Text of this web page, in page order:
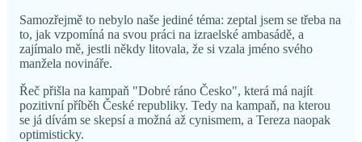
Samozřejmě to nebylo naše jediné téma: zeptal jsem se třeba na
to, jak vzpomíná na svou práci na izraelské ambasádě, a
zajímalo mě, jestli někdy litovala, že si vzala jméno svého
manžela novináře.
Řeč přišla na kampaň "Dobré ráno Česko", která má najít
pozitivní příběh České republiky. Tedy na kampaň, na kterou
se já dívám se skepsí a možná až cynismem, a Tereza naopak
optimisticky.